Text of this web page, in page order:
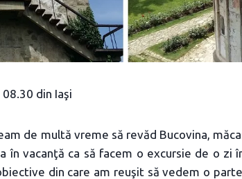
08.30 din Iaşi
de multă vreme să revăd Bucovina,
în vacanţă ca să facem o excursie de o zi
din care am reuşit să vedem o